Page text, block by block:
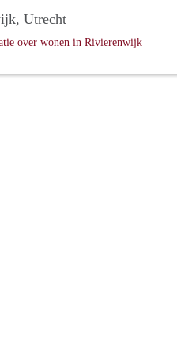
Utrecht
over wonen in Rivierenwijk